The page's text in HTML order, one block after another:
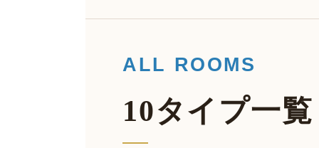
ALL ROOMS
10タイプ一覧